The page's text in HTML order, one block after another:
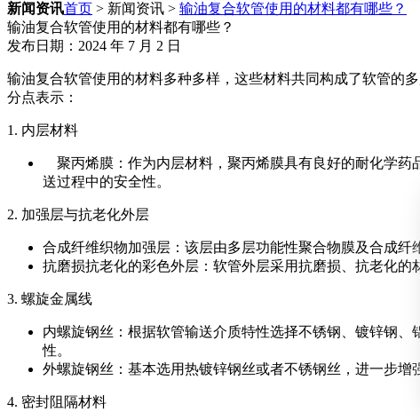
新闻资讯首页 > 新闻资讯 > 输油复合软管使用的材料都有哪些？
输油复合软管使用的材料都有哪些？
发布日期：2024 年 7 月 2 日
输油复合软管使用的材料多种多样，这些材料共同构成了软管的
分点表示：
1. 内层材料
聚丙烯膜：作为内层材料，聚丙烯膜具有良好的耐化学药
送过程中的安全性。
2. 加强层与抗老化外层
合成纤维织物加强层：该层由多层功能性聚合物膜及合成纤
抗磨损抗老化的彩色外层：软管外层采用抗磨损、抗老化的
3. 螺旋金属线
内螺旋钢丝：根据软管输送介质特性选择不锈钢、镀锌钢
性。
外螺旋钢丝：基本选用热镀锌钢丝或者不锈钢丝，进一步增
4. 密封阻隔材料